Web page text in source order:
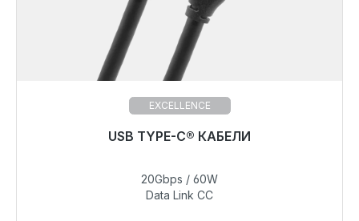
EXCELLENCE
USB TYPE-C® КАБЕЛИ
39,99 €
20Gbps / 60W
Data Link CC